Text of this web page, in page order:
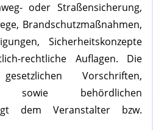
oder Straßensicherung,
Brandschutzmaßnahmen,
Sicherheitskonzepte
rechtliche Auflagen. Die
Vorschriften,
sowie behördlichen
dem Veranstalter bzw.